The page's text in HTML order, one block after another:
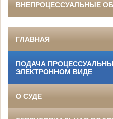
ВНЕПРОЦЕССУАЛЬНЫЕ
ГЛАВНАЯ
ПОДАЧА
ЭЛЕКТРОННОМ ВИДЕ
О СУДЕ